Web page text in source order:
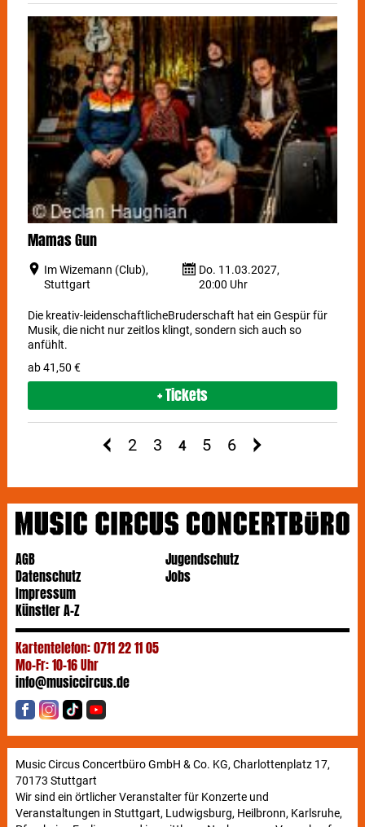
Mamas Gun
Im Wizemann (Club),
Stuttgart
Do. 11.03.2027,
20:00 Uhr
Die kreativ-leidenschaftlicheBruderschaft hat ein Gespür für
Musik, die nicht nur zeitlos klingt, sondern sich auch so
anfühlt.
ab 41,50 €
+ Tickets
2 3 4 5 6
AGB
Datenschutz
Impressum
Jugendschutz
Jobs
Künstler A-Z
Kartentelefon: 0711 22 11 05
Mo-Fr: 10-16 Uhr
info@musiccircus.de
Music Circus Concertbüro GmbH & Co. KG, Charlottenplatz 17,
70173 Stuttgart
Wir sind ein örtlicher Veranstalter für Konzerte und
Veranstaltungen in Stuttgart, Ludwigsburg, Heilbronn, Karlsruhe,